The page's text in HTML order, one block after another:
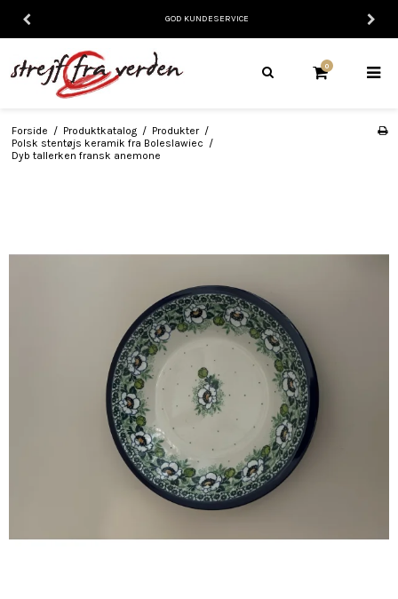
GOD KUNDESERVICE
0
Forside / Produktkatalog / Produkter /
Polsk stentøjs keramik fra Boleslawiec /
Dyb tallerken fransk anemone